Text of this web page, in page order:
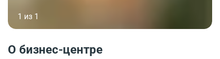
1 из 1
О бизнес-центре